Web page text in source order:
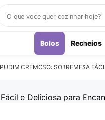
receitas
Bolos Recheios
PUDIM CREMOSO: SOBREMESA